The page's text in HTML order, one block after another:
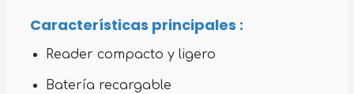
Características principales :
Reader compacto y ligero
Batería recargable